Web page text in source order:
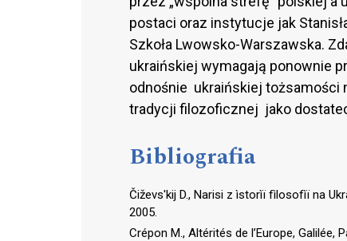
postaci oraz instytucje jak
Szkoła Lwowsko-Warszawska.
ukraińskiej wymagają ponownie
odnośnie ukraińskiej tożsamości
tradycji filozoficznej jako
Bibliografia
Čiževs′kij D., Narisi z ìstorìї fìlosofìї na
2005.
Crépon M., Altérités de l’Europe, Galilée,